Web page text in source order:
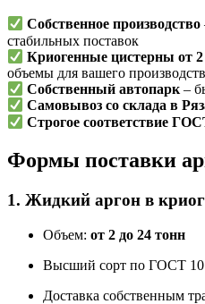
Собственное производство
стабильных поставок
Криогенные цистерны от 2
объемы для вашего
Собственный автопарк–
Самовывоз со склада в
Строгое соответствие
Формы поставки
1. Жидкий аргон в
Объем: от 2 до 24 тонн
Высший сорт по ГОСТ
Доставка собственным